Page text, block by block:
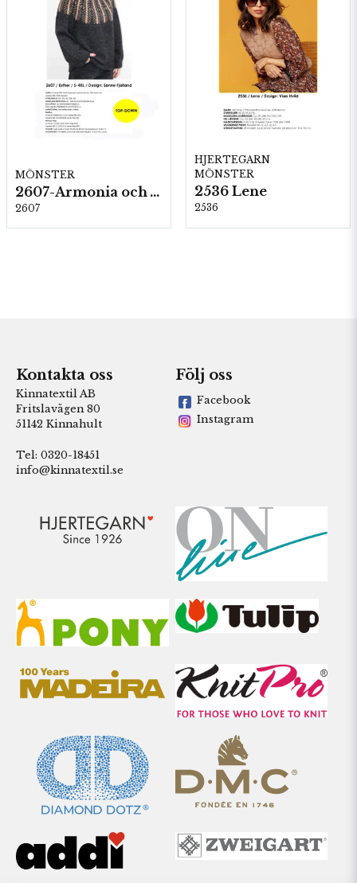
MÖNSTER
2607-Armonia och Alpaca 400
2607
HJERTEGARN
MÖNSTER
2536 Lene
2536
Kontakta oss
Kinnatextil AB
Fritslavägen 80
51142 Kinnahult
Tel: 0320-18451
info@kinnatextil.se
Följ oss
Facebook
Instagram